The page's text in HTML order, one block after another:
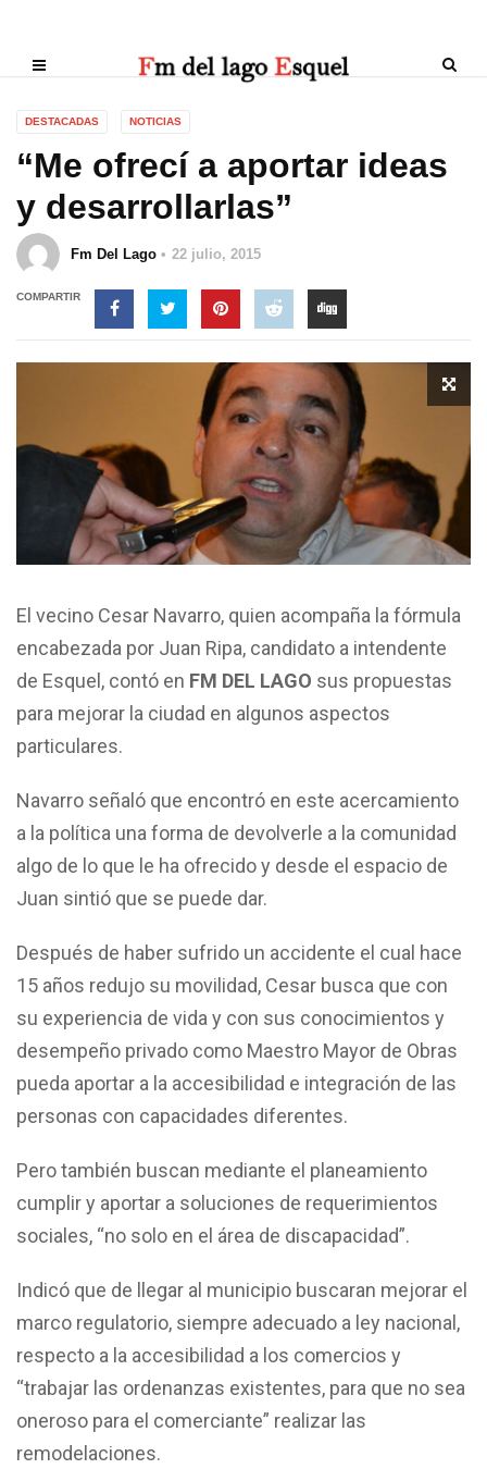
DESTACADAS NOTICIAS
“Me ofrecí a aportar ideas
y desarrollarlas”
Fm Del Lago 22 julio, 2015
COMPARTIR
El vecino Cesar Navarro, quien acompaña la fórmula
encabezada por Juan Ripa, candidato a intendente
de Esquel, contó en FM DEL LAGO sus propuestas
para mejorar la ciudad en algunos aspectos
particulares.
Navarro señaló que encontró en este acercamiento
a la política una forma de devolverle a la comunidad
algo de lo que le ha ofrecido y desde el espacio de
Juan sintió que se puede dar.
Después de haber sufrido un accidente el cual hace
15 años redujo su movilidad, Cesar busca que con
su experiencia de vida y con sus conocimientos y
desempeño privado como Maestro Mayor de Obras
pueda aportar a la accesibilidad e integración de las
personas con capacidades diferentes.
Pero también buscan mediante el planeamiento
cumplir y aportar a soluciones de requerimientos
sociales, “no solo en el área de discapacidad”.
Indicó que de llegar al municipio buscaran mejorar el
marco regulatorio, siempre adecuado a ley nacional,
respecto a la accesibilidad a los comercios y
“trabajar las ordenanzas existentes, para que no sea
oneroso para el comerciante” realizar las
remodelaciones.